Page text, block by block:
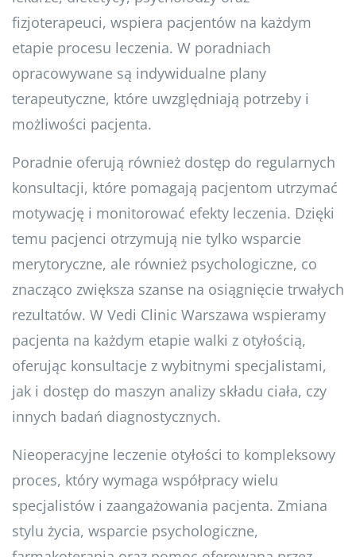
fizjoterapeuci, wspiera pacjentów na każdym
etapie procesu leczenia. W poradniach
opracowywane są indywidualne plany
terapeutyczne, które uwzględniają potrzeby i
możliwości pacjenta.
Poradnie oferują również dostęp do regularnych
konsultacji, które pomagają pacjentom utrzymać
motywację i monitorować efekty leczenia. Dzięki
temu pacjenci otrzymują nie tylko wsparcie
merytoryczne, ale również psychologiczne, co
znacząco zwiększa szanse na osiągnięcie trwałych
rezultatów. W Vedi Clinic Warszawa wspieramy
pacjenta na każdym etapie walki z otyłością,
oferując konsultacje z wybitnymi specjalistami,
jak i dostęp do maszyn analizy składu ciała, czy
innych badań diagnostycznych.
Nieoperacyjne leczenie otyłości to kompleksowy
proces, który wymaga współpracy wielu
specjalistów i zaangażowania pacjenta. Zmiana
stylu życia, wsparcie psychologiczne,